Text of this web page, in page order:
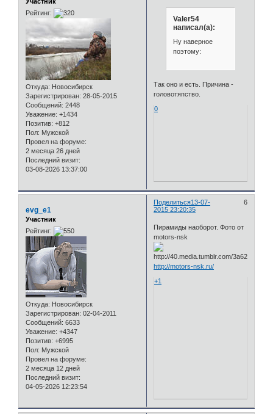
Рейтинг:
Откуда: Новосибирск
Зарегистрирован: 28-05-2015
Сообщений: 2448
Уважение: +1434
Позитив: +812
Пол: Мужской
Провел на форуме:
2 месяца 26 дней
Последний визит:
03-08-2026 13:37:00
Valer54
написал(а):
Ну наверное
поэтому:
Так оно и есть. Причина -
головотяпство.
0
Поделиться 6
13-07-
2015 23:20:35
evg_e1
Участник
Рейтинг:
Откуда: Новосибирск
Зарегистрирован: 02-04-2011
Сообщений: 6633
Уважение: +4347
Позитив: +6995
Пол: Мужской
Провел на форуме:
2 месяца 12 дней
Последний визит:
04-05-2026 12:23:54
Пирамиды наоборот. Фото от
motors-nsk
http://motors-nsk.ru/
+1